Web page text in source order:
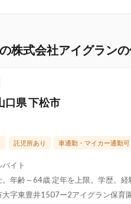
株式会社アイグラン
口県 下松市
託児所あり 車通勤・マイカー通勤可
イト
年齢～64歳 定年を上限。学歴。経
大字東豊井1507ー2アイグラン保育